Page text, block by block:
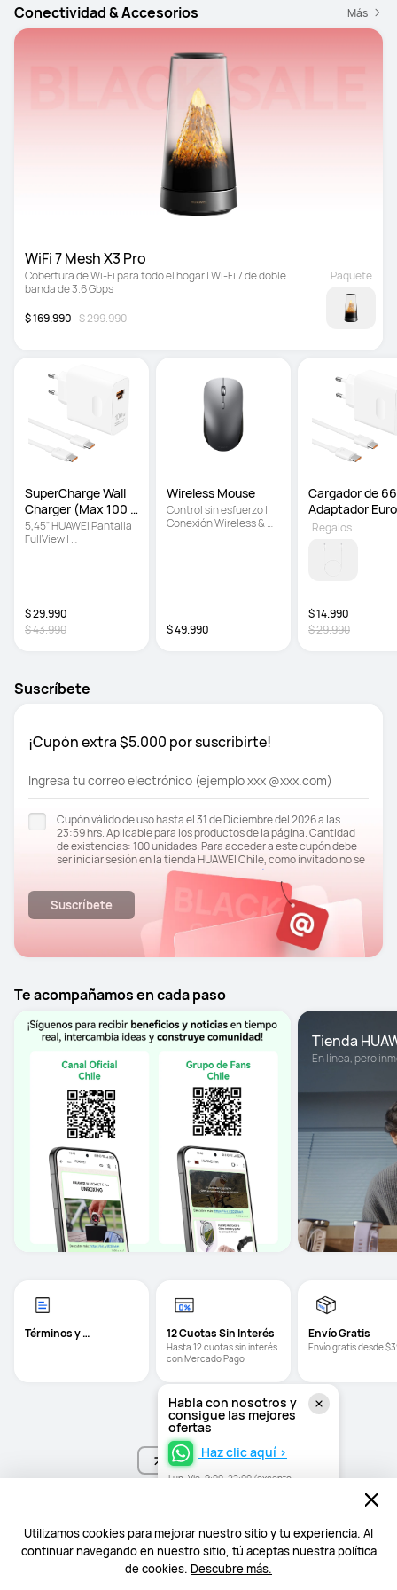
Utilizamos cookies para mejorar nuestro sitio y tu experiencia. Al
continuar navegando en nuestro sitio, tú aceptas nuestra política
de cookies. Descubre más.
Conectividad & Accesorios Más
WiFi 7 Mesh X3 Pro
Cobertura de Wi-Fi para todo el hogar | Wi-Fi 7 de doble
banda de 3.6 Gbps
$ 169.990 $ 299.990
Paquete
SuperCharge Wall
Charger (Max 100
W
5,45" HUAWEI Pantalla
FullView |
$ 29.990
$ 43.990
Control sin esfuerzo |
Conexión Wireless &
$ 49.990
Cargador de
Adaptador
$ 14.990
$ 29.990
Regalos
Suscríbete
¡Cupón extra $5.000 por suscribirte!
Ingresa tu correo electrónico (ejemplo xxx @xxx.com)
Cupón válido de uso hasta el 31 de Diciembre del 2026 a las
23:59 hrs. Aplicable para los productos de la página. Cantidad
de existencias: 100 unidades. Para acceder a este cupón debe
ser iniciar sesión en la tienda HUAWEI Chile, como invitado no se
debe ser acceder a la venta. Consultar a
Términos y
opcionespara mayor información.
Puedes darte de baja en cualquier momento haciendo clic en el
enlace "Cancelar suscripción" en la parte inferior del correo
electrónico recibido o He leído y acepto el documento
Publicidad y Finalidades adicionales.
desea desactivar esta función, haga clic en el siguiente
Suscríbete
Te acompañamos en cada paso
Tienda
En línea, pero
Términos y
12 Cuotas Sin Interés
Hasta 12 cuotas sin interés
con Mercado Pago
Envío gratis desde
Habla con nosotros y
consigue las mejores
ofertas
Haz clic aquí >
Lun–Vie, 9:00–22:00 (excepto
Volver arriba